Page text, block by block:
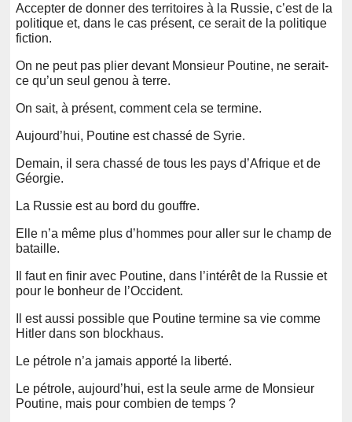
Accepter de donner des territoires à la Russie, c’est de la
politique et, dans le cas présent, ce serait de la politique
fiction.
On ne peut pas plier devant Monsieur Poutine, ne serait-
ce qu’un seul genou à terre.
On sait, à présent, comment cela se termine.
Aujourd’hui, Poutine est chassé de Syrie.
Demain, il sera chassé de tous les pays d’Afrique et de
Géorgie.
La Russie est au bord du gouffre.
Elle n’a même plus d’hommes pour aller sur le champ de
bataille.
Il faut en finir avec Poutine, dans l’intérêt de la Russie et
pour le bonheur de l’Occident.
Il est aussi possible que Poutine termine sa vie comme
Hitler dans son blockhaus.
Le pétrole n’a jamais apporté la liberté.
Le pétrole, aujourd’hui, est la seule arme de Monsieur
Poutine, mais pour combien de temps ?